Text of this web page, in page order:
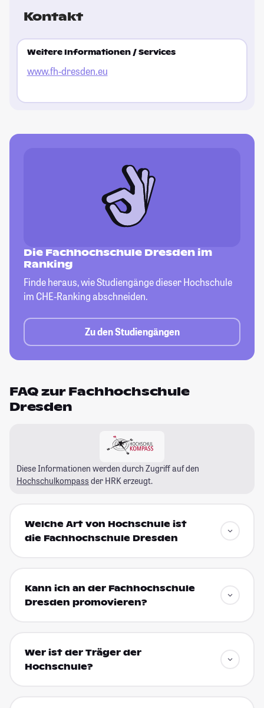
Kontakt
Weitere Informationen / Services
www.fh-dresden.eu
Die Fachhochschule Dresden im
Ranking
Finde heraus, wie Studiengänge dieserHochschule
im CHE-Ranking abschneiden.
Zu den Studiengängen
FAQ zur Fachhochschule
Dresden
Diese Informationen werden durch Zugriff auf den
Hochschulkompass der HRK erzeugt.
Welche Art von Hochschule ist
die Fachhochschule Dresden
Kann ich an der Fachhochschule
Dresden promovieren?
Wer ist der Träger der
Hochschule?